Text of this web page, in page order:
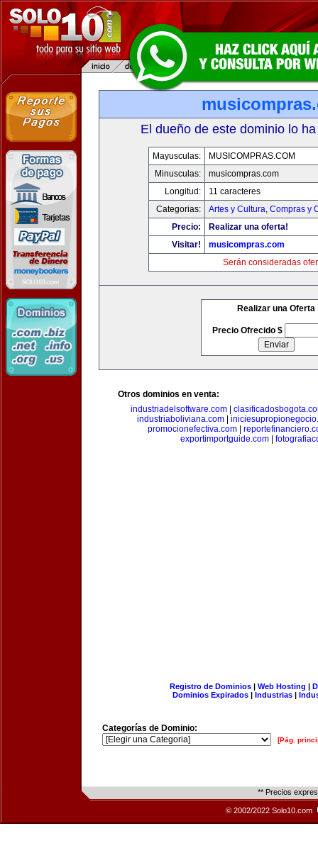
El dueño de este dominio lo
Mayusculas:
MUSICOMPRAS.COM
Minusculas:
musicompras.com
Longitud:
11 caracteres
Categorias:
Artes y Cultura, Compras y
Precio:
Realizar una oferta!
Visitar!
musicompras.com
Serán consideradas
Realizar una Oferta
Precio Ofrecido $
Otros dominios en venta:
industriadelsoftware.com|
industriaboliviana.com|
promocionefectiva.com
exportimportguide.com
Registro de Dominios| Web Hosting |
Dominios Expirados | Industrias |
Categorías de Dominio:
[Pág.
** Precios
© 2002/2022 Solo10.com